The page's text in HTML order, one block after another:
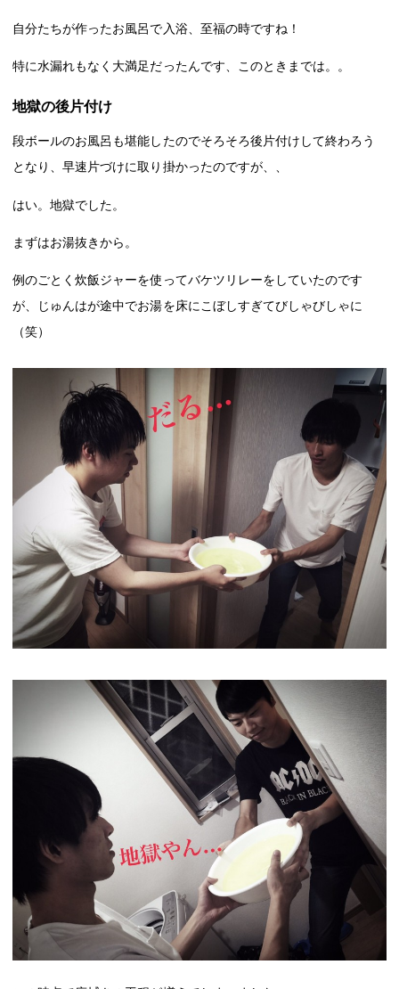
自分たちが作ったお風呂で入浴、至福の時ですね！
特に水漏れもなく大満足だったんです、このときまでは。。
地獄の後片付け
段ボールのお風呂も堪能したのでそろそろ後片付けして終わろう
となり、早速片づけに取り掛かったのですが、、
はい。地獄でした。
まずはお湯抜きから。
例のごとく炊飯ジャーを使ってバケツリレーをしていたのです
が、じゅんはが途中でお湯を床にこぼしすぎてびしゃびしゃに
（笑）